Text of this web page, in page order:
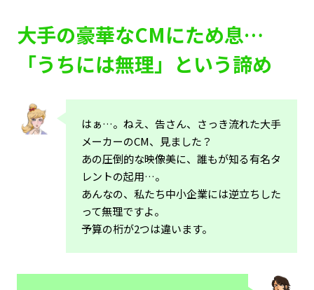
大手の豪華なCMにため息…
「うちには無理」という諦め
はぁ…。ねえ、告さん、さっき流れた大手
メーカーのCM、見ました？
あの圧倒的な映像美に、誰もが知る有名タ
レントの起用…。
あんなの、私たち中小企業には逆立ちした
って無理ですよ。
予算の桁が2つは違います。